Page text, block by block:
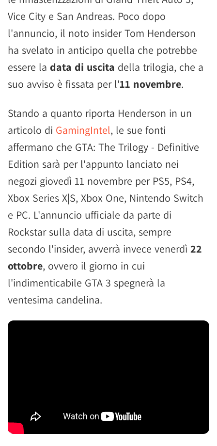
Vice City e San Andreas. Poco dopo
l'annuncio, il noto insider Tom Henderson
ha svelato in anticipo quella che potrebbe
essere la data di uscita della trilogia, che a
suo avviso è fissata per l'11 novembre.
Stando a quanto riporta Henderson in un
articolo di GamingIntel, le sue fonti
affermano che GTA: The Trilogy - Definitive
Edition sarà per l'appunto lanciato nei
negozi giovedì 11 novembre per PS5, PS4,
Xbox Series X|S, Xbox One, Nintendo Switch
e PC. L'annuncio ufficiale da parte di
Rockstar sulla data di uscita, sempre
secondo l'insider, avverrà invece venerdì 22
ottobre, ovvero il giorno in cui
l'indimenticabile GTA 3 spegnerà la
ventesima candelina.